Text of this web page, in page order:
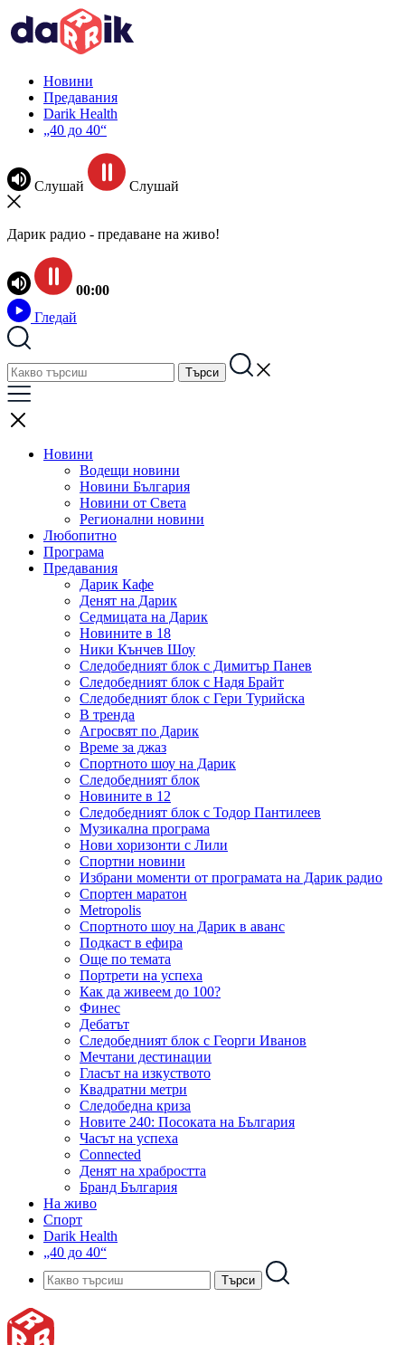
Новини
Предавания
Darik Health
„40 до 40“
Слушай Слушай
Дарик радио - предаване на живо!
00:00
Гледай
Новини
Водещи новини
Новини България
Новини от Света
Регионални новини
Любопитно
Програма
Предавания
Дарик Кафе
Денят на Дарик
Седмицата на Дарик
Новините в 18
Ники Кънчев Шоу
Следобедният блок с Димитър Панев
Следобедният блок с Надя Брайт
Следобедният блок с Гери Турийска
В тренда
Агросвят по Дарик
Време за джаз
Спортното шоу на Дарик
Следобедният блок
Новините в 12
Следобедният блок с Тодор Пантилеев
Музикална програма
Нови хоризонти с Лили
Спортни новини
Избрани моменти от програмата на Дарик радио
Спортен маратон
Metropolis
Спортното шоу на Дарик в аванс
Подкаст в ефира
Още по темата
Портрети на успеха
Как да живеем до 100?
Финес
Дебатът
Следобедният блок с Георги Иванов
Мечтани дестинации
Гласът на изкуството
Квадратни метри
Следобедна криза
Новите 240: Посоката на България
Часът на успеха
Connected
Денят на храбростта
Бранд България
На живо
Спорт
Darik Health
„40 до 40“